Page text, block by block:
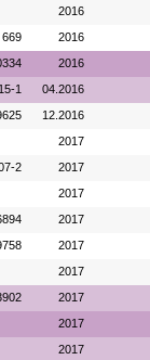
2016
669 2016
2016
1 04.2016
12.2016
2017
2 2017
2017
2017
2017
2017
2017
2017
2017